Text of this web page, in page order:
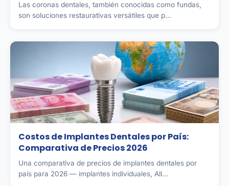
Las coronas dentales, también conocidas como fundas,
son soluciones restaurativas versátiles que p...
Costos de Implantes Dentales por País:
Comparativa de Precios 2026
Una comparativa de precios de implantes dentales por
país para 2026 — implantes individuales, All...